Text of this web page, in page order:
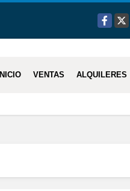
Facebook
X
INICIO VENTAS ALQUILERES